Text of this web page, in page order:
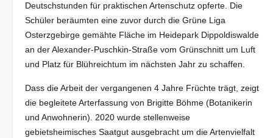
Deutschstunden für praktischen Artenschutz opferte. Die
Schüler beräumten eine zuvor durch die Grüne Liga
Osterzgebirge gemähte Fläche im Heidepark Dippoldiswalde
an der Alexander-Puschkin-Straße vom Grünschnitt um Luft
und Platz für Blühreichtum im nächsten Jahr zu schaffen.
Dass die Arbeit der vergangenen 4 Jahre Früchte trägt, zeigt
die begleitete Arterfassung von Brigitte Böhme (Botanikerin
und Anwohnerin). 2020 wurde stellenweise
gebietsheimisches Saatgut ausgebracht um die Artenvielfalt